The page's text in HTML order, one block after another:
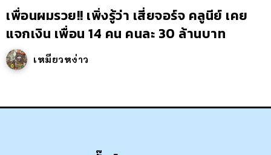
เพื่อนผมรวย!! เพิ่งรู้ว่า เสี่ยจอร์จ คลูนีย์ เคย
แจกเงิน เพื่อน 14 คน คนละ 30 ล้านบาท
เหมียวหง่าว